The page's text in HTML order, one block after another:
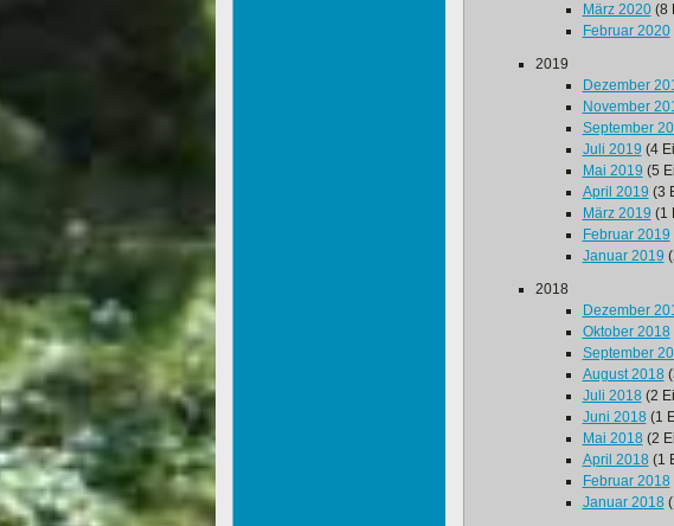
März 2020(8
Februar 2020
2019
Dezember
November
September
Juli 2019 (4
Mai 2019 (5
April 2019 (3
März 2019 (1
Februar 2019
Januar 2019
2018
Dezember
Oktober 2018
September
August 2018
Juli 2018(2
Juni 2018(1
Mai 2018(2
April 2018(1
Februar 2018
Januar 2018